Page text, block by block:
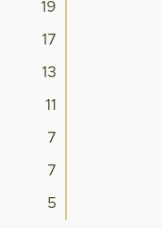
19
17
13
11
7
7
5